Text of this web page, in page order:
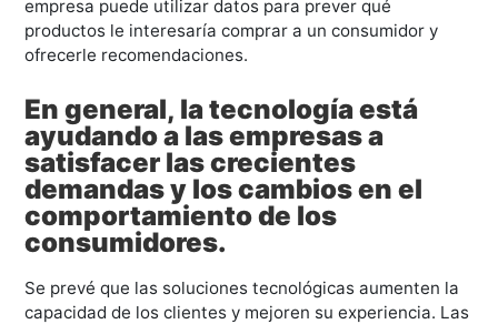
empresa puede utilizar datos para prever qué
productos le interesaría comprar a un consumidor y
ofrecerle recomendaciones.
En general, la tecnología está
ayudando a las empresas a
satisfacer las crecientes
demandas y los cambios en el
comportamiento de los
consumidores.
Se prevé que las soluciones tecnológicas aumenten la
capacidad de los clientes y mejoren su experiencia. Las